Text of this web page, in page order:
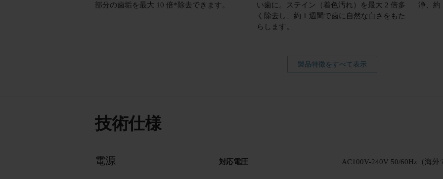
部分の歯垢を最大 10 倍*除去できます。
い歯に。ステイン（着色汚れ）を最大 2 倍多
く除去し、約 1 週間で歯に自然な白さをもた
らします。
浄、約
製品特徴をすべて表示
技術仕様
電源 対応電圧 AC100V-240V 50/60Hz（海外